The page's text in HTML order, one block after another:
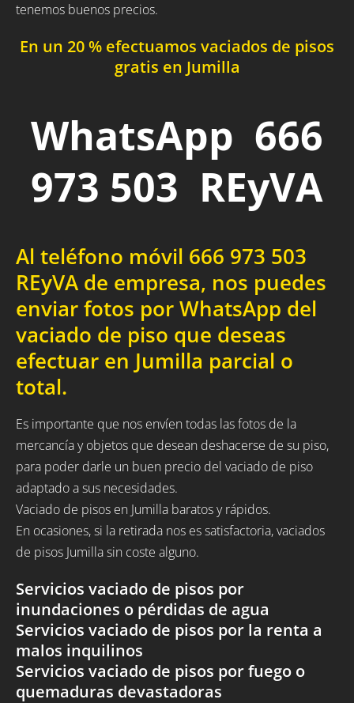
tenemos buenos precios.
En un 20 % efectuamos vaciados de pisos
gratis en Jumilla
WhatsApp 666
973 503 REyVA
Al teléfono móvil 666 973 503
REyVA de empresa, nos puedes
enviar fotos por WhatsApp del
vaciado de piso que deseas
efectuar en Jumilla parcial o
total.
Es importante que nos envíen todas las fotos de la
mercancía y objetos que desean deshacerse de su piso,
para poder darle un buen precio del vaciado de piso
adaptado a sus necesidades.
Vaciado de pisos en Jumilla baratos y rápidos.
En ocasiones, si la retirada nos es satisfactoria, vaciados
de pisos Jumilla sin coste alguno.
Servicios vaciado de pisos por
inundaciones o pérdidas de agua
Servicios vaciado de pisos por la renta a
malos inquilinos
Servicios vaciado de pisos por fuego o
quemaduras devastadoras